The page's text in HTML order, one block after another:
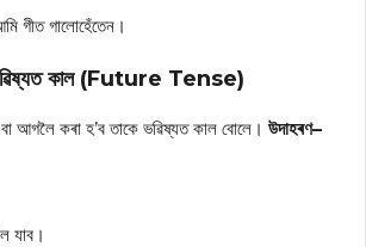
গীত গালোহেঁতেন।
কাল (Future Tense)
বা আগলৈ কৰা হ’ব তাকে ভৱিষ্যত কাল বোলে। উদাহৰণ–
যাব।